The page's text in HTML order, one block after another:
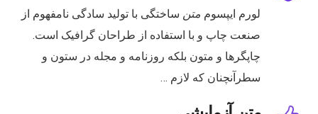
لورم ایپسوم متن ساختگی با تولید سادگی نامفهوم از
صنعت چاپ و با استفاده از طراحان گرافیک است.
چاپگرها و متون بلکه روزنامه و مجله در ستون و
سطرآنچنان که لازم …